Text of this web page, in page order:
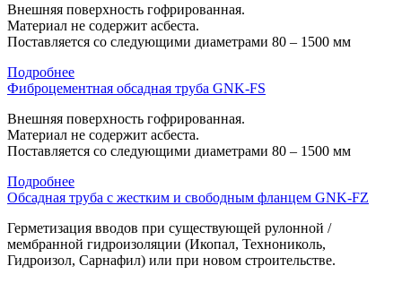
Внешняя поверхность гофрированная.
Материал не содержит асбеста.
Поставляется со следующими диаметрами 80 – 1500 мм
Подробнее
Фиброцементная обсадная труба GNK-FS
Внешняя поверхность гофрированная.
Материал не содержит асбеста.
Поставляется со следующими диаметрами 80 – 1500 мм
Подробнее
Обсадная труба с жестким и свободным фланцем GNK-FZ
Герметизация вводов при существующей рулонной /
мембранной гидроизоляции (Икопал, Технониколь,
Гидроизол, Сарнафил) или при новом строительстве.